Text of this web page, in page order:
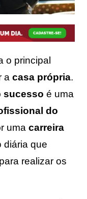
o principal
a casa própria.
sucesso é uma
do
uma carreira
que
realizar os